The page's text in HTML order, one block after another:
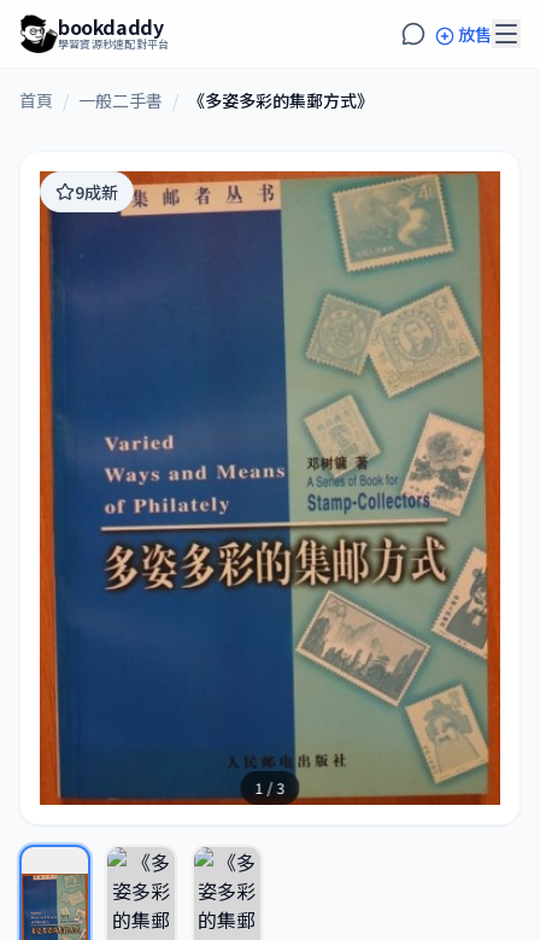
bookdaddy
學習資源秒速配對平台 放售
首頁 / 一般二手書 / 《多姿多彩的集郵方式》
1 / 3
9成新